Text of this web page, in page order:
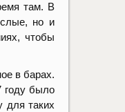
там. В
но и
чтобы
в барах.
году было
для таких